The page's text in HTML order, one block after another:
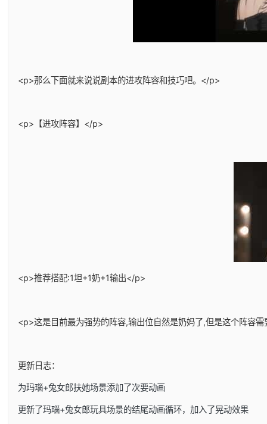
<p>那么下面就来说说副本的进攻阵容和技巧吧。</p>
<p>【进攻阵容】</p>
<p>推荐搭配:1坦+1奶+1输出</p>
<p>这是目前最为强势的阵容,输出位自然是奶妈了,但是这个阵容
更新日志：
为玛瑙+兔女郎扶她场景添加了次要动画
更新了玛瑙+兔女郎玩具场景的结尾动画循环，加入了晃动效果